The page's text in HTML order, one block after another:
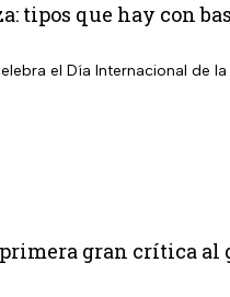
tipos que hay con
el Día Internacional de
gran crítica al